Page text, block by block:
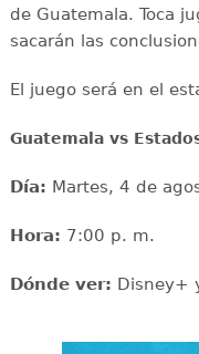
de Guatemala. Toca
sacarán las
El juego será en el
Guatemala vs
Día: Martes, 4 de
Hora: 7:00 p. m.
Dónde ver: Disney+